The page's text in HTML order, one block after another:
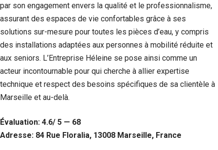
par son engagement envers la qualité et le professionnalisme,
assurant des espaces de vie confortables grâce à ses
solutions sur-mesure pour toutes les pièces d’eau, y compris
des installations adaptées aux personnes à mobilité réduite et
aux seniors. L’Entreprise Héleine se pose ainsi comme un
acteur incontournable pour qui cherche à allier expertise
technique et respect des besoins spécifiques de sa clientèle à
Marseille et au-delà.
Évaluation: 4.6/ 5 — 68
Adresse: 84 Rue Floralia, 13008 Marseille, France